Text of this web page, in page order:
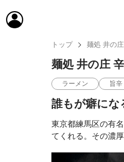
トップ 麺処 井の庄
麺処 井の庄
ラーメン 旨辛
誰もが癖にな
東京都練馬区の有
てくれる。その濃